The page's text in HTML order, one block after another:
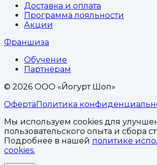
Доставка и оплата
Программа лояльности
Акции
Франшиза
Обучение
Партнёрам
© 2026 ООО «Йогурт Шоп»
ОфертаПолитика
Мы используем cookies для
пользовательского опыта и сбора
Подробнее в нашей политике
cookies.